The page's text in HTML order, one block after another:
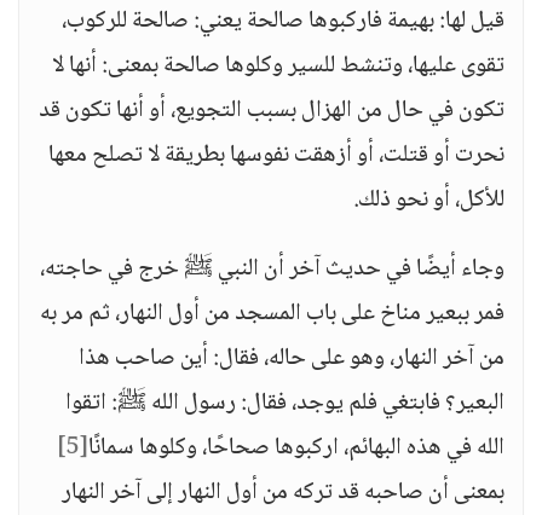
قيل لها: بهيمة فاركبوها صالحة يعني: صالحة للركوب،
تقوى عليها، وتنشط للسير وكلوها صالحة بمعنى: أنها لا
تكون في حال من الهزال بسبب التجويع، أو أنها تكون قد
نحرت أو قتلت، أو أزهقت نفوسها بطريقة لا تصلح معها
للأكل، أو نحو ذلك.
وجاء أيضًا في حديث آخر أن النبي ﷺ خرج في حاجته،
فمر ببعير مناخ على باب المسجد من أول النهار، ثم مر به
من آخر النهار، وهو على حاله، فقال: أين صاحب هذا
البعير؟ فابتغي فلم يوجد، فقال: رسول الله ﷺ: اتقوا
الله في هذه البهائم، اركبوها صحاحًا، وكلوها سمانًا[5]
بمعنى أن صاحبه قد تركه من أول النهار إلى آخر النهار